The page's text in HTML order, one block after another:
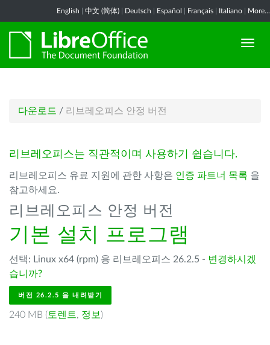
English 中文 (简体) Deutsch Español Français Italiano More...
다운로드 / 리브레오피스 안정 버전
리브레오피스는 직관적이며 사용하기 쉽습니다.
리브레오피스 유료 지원에 관한 사항은 인증 파트너 목록 을
참고하세요.
리브레오피스 안정 버전
기본 설치 프로그램
선택: Linux x64 (rpm) 용 리브레오피스 26.2.5 - 변경하시겠
습니까?
버전 26.2.5 을 내려받기
240 MB ( 토렌트, 정보 )